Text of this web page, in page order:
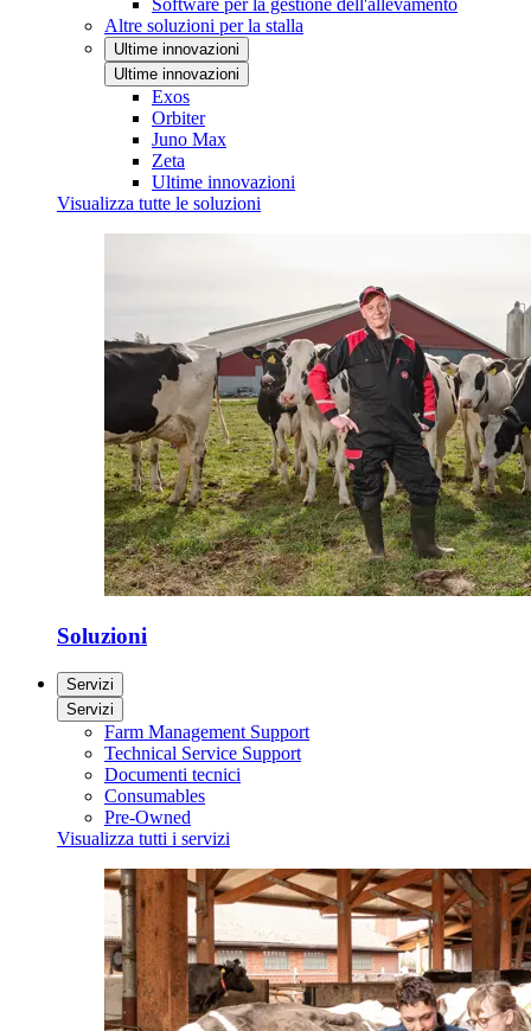
Software per la gestione dell'allevamento
Altre soluzioni per la stalla
Ultime innovazioni
Ultime innovazioni
Exos
Orbiter
Juno Max
Zeta
Ultime innovazioni
Visualizza tutte le soluzioni
Soluzioni
Servizi
Servizi
Farm Management Support
Technical Service Support
Documenti tecnici
Consumables
Pre-Owned
Visualizza tutti i servizi